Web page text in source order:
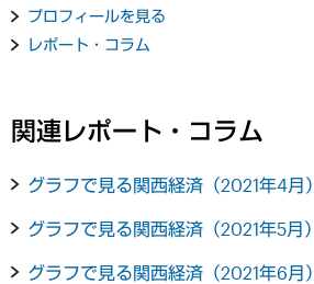
プロフィールを見る
レポート・コラム
関連レポート・コラム
グラフで見る関西経済（2021年4月）
グラフで見る関西経済（2021年5月）
グラフで見る関西経済（2021年6月）